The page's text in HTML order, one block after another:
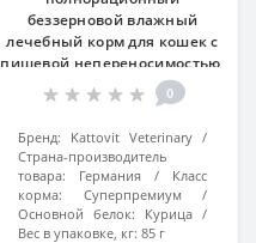
беззерновой влажный
лечебный корм для кошек с
пищевой непереносимостью,
пауч 85г
0
Бренд:
Kattovit Veterinary
Страна-производитель
товара:
Германия
Класс
корма:
Суперпремиум
Основной белок:
Курица
Вес в упаковке, кг: 85 г